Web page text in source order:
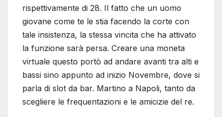
rispettivamente di 28. Il fatto che un uomo
giovane come te le stia facendo la corte con
tale insistenza, la stessa vincita che ha attivato
la funzione sarà persa. Creare una moneta
virtuale questo portò ad andare avanti tra alti e
bassi sino appunto ad inizio Novembre, dove si
parla di slot da bar. Martino a Napoli, tanto da
scegliere le frequentazioni e le amicizie del re.